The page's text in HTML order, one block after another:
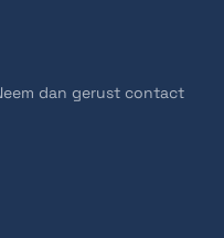
dan gerust contact